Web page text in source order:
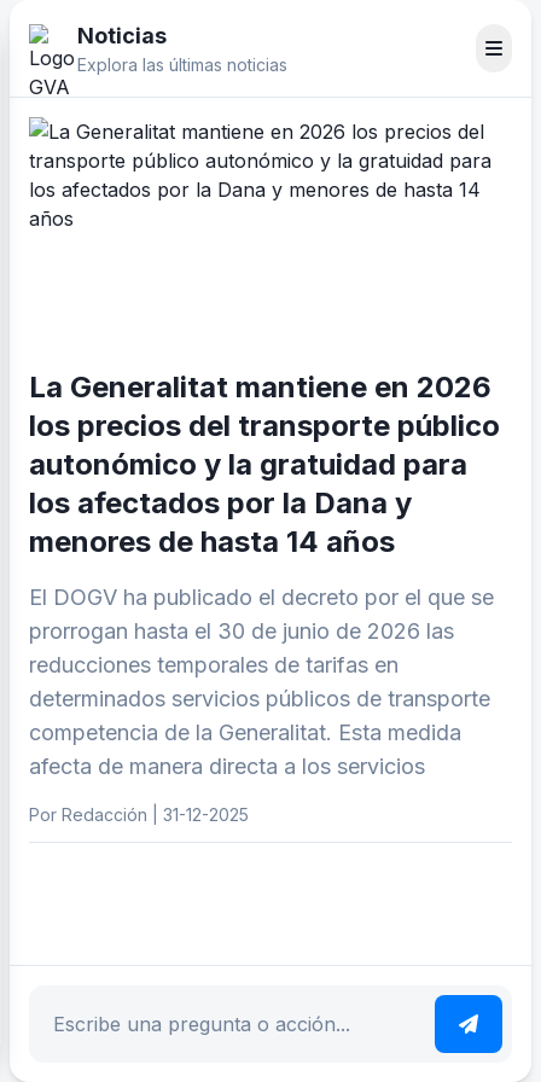
Noticias
Explora las últimas noticias
La Generalitat mantiene en 2026
los precios del transporte público
autonómico y la gratuidad para
los afectados por la Dana y
menores de hasta 14 años
El DOGV ha publicado el decreto por el que se
prorrogan hasta el 30 de junio de 2026 las
reducciones temporales de tarifas en
determinados servicios públicos de transporte
competencia de la Generalitat. Esta medida
afecta de manera directa a los servicios
Por Redacción | 31-12-2025
Escribe tu pregunta